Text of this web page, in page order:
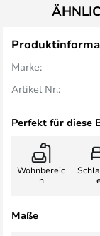
Marke:
Artikel Nr.:
Perfekt für diese
Wohnbereic
h
Maße